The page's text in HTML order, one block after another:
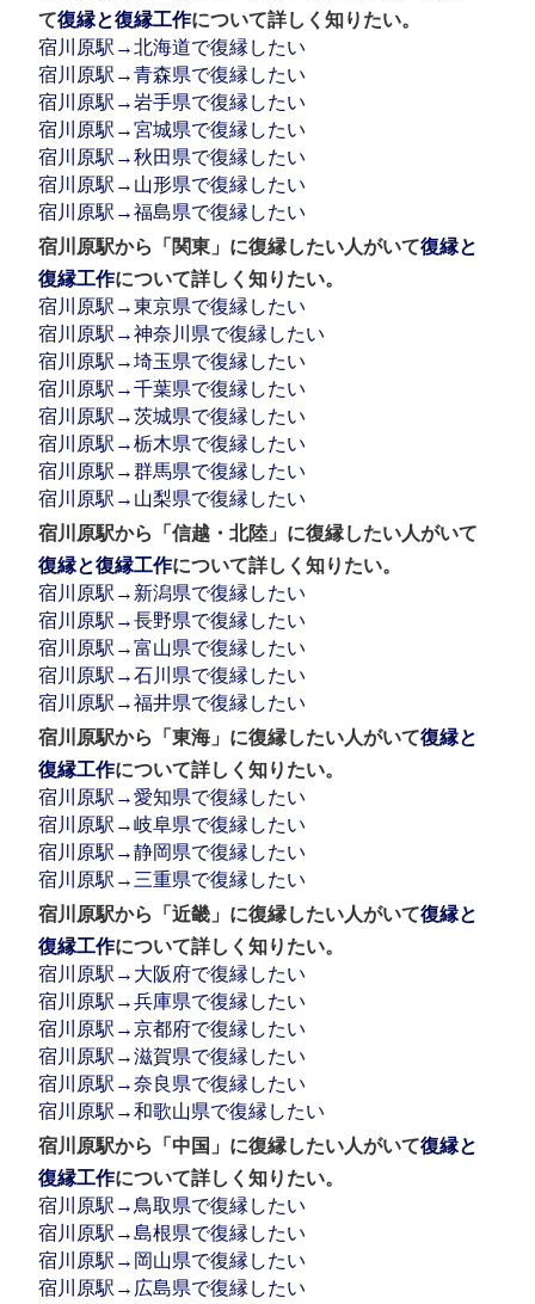
て復縁と復縁工作について詳しく知りたい。
宿川原駅→北海道で復縁したい
宿川原駅→青森県で復縁したい
宿川原駅→岩手県で復縁したい
宿川原駅→宮城県で復縁したい
宿川原駅→秋田県で復縁したい
宿川原駅→山形県で復縁したい
宿川原駅→福島県で復縁したい
宿川原駅から「関東」に復縁したい人がいて復縁と
復縁工作について詳しく知りたい。
宿川原駅→東京県で復縁したい
宿川原駅→神奈川県で復縁したい
宿川原駅→埼玉県で復縁したい
宿川原駅→千葉県で復縁したい
宿川原駅→茨城県で復縁したい
宿川原駅→栃木県で復縁したい
宿川原駅→群馬県で復縁したい
宿川原駅→山梨県で復縁したい
宿川原駅から「信越・北陸」に復縁したい人がいて
復縁と復縁工作について詳しく知りたい。
宿川原駅→新潟県で復縁したい
宿川原駅→長野県で復縁したい
宿川原駅→富山県で復縁したい
宿川原駅→石川県で復縁したい
宿川原駅→福井県で復縁したい
宿川原駅から「東海」に復縁したい人がいて復縁と
復縁工作について詳しく知りたい。
宿川原駅→愛知県で復縁したい
宿川原駅→岐阜県で復縁したい
宿川原駅→静岡県で復縁したい
宿川原駅→三重県で復縁したい
宿川原駅から「近畿」に復縁したい人がいて復縁と
復縁工作について詳しく知りたい。
宿川原駅→大阪府で復縁したい
宿川原駅→兵庫県で復縁したい
宿川原駅→京都府で復縁したい
宿川原駅→滋賀県で復縁したい
宿川原駅→奈良県で復縁したい
宿川原駅→和歌山県で復縁したい
宿川原駅から「中国」に復縁したい人がいて復縁と
復縁工作について詳しく知りたい。
宿川原駅→鳥取県で復縁したい
宿川原駅→島根県で復縁したい
宿川原駅→岡山県で復縁したい
宿川原駅→広島県で復縁したい